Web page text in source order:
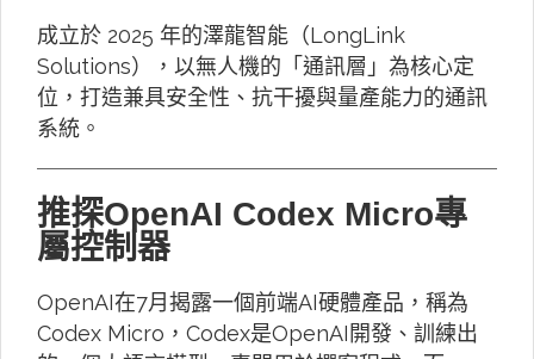
成立於 2025 年的澤龍智能（LongLink
Solutions），以無人機的「通訊層」為核心定
位，打造兼具安全性、抗干擾與量產能力的通訊
系統。
推探OpenAI Codex Micro專
屬控制器
OpenAI在7月揭露一個前端AI硬體產品，稱為
Codex Micro，Codex是OpenAI開發、訓練出